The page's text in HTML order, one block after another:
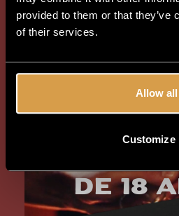
provided to them or that they’ve
of their services.
Allow all
Customize
de 18